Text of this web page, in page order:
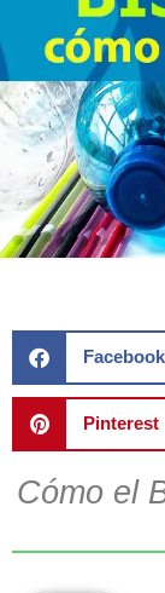
Facebook
Pinterest
Cómo el